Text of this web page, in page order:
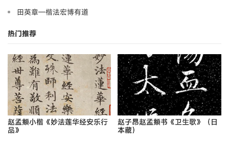
田英章—楷法宏博有道
热门推荐
赵孟頫小楷《妙法莲华经安乐行
品》
赵子昂赵孟頫书《卫生歌》（日
本藏）